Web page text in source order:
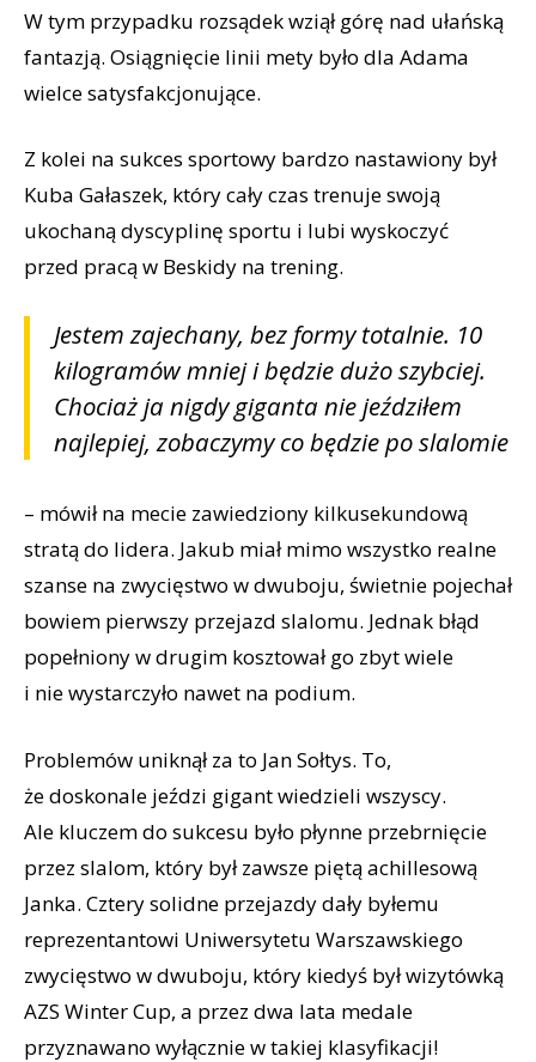
W tym przypadku rozsądek wziął górę nad ułańską
fantazją. Osiągnięcie linii mety było dla Adama
wielce satysfakcjonujące.
Z kolei na sukces sportowy bardzo nastawiony był
Kuba Gałaszek, który cały czas trenuje swoją
ukochaną dyscyplinę sportu i lubi wyskoczyć
przed pracą w Beskidy na trening.
Jestem zajechany, bez formy totalnie. 10
kilogramów mniej i będzie dużo szybciej.
Chociaż ja nigdy giganta nie jeździłem
najlepiej, zobaczymy co będzie po slalomie
– mówił na mecie zawiedziony kilkusekundową
stratą do lidera. Jakub miał mimo wszystko realne
szanse na zwycięstwo w dwuboju, świetnie pojechał
bowiem pierwszy przejazd slalomu. Jednak błąd
popełniony w drugim kosztował go zbyt wiele
i nie wystarczyło nawet na podium.
Problemów uniknął za to Jan Sołtys. To,
że doskonale jeździ gigant wiedzieli wszyscy.
Ale kluczem do sukcesu było płynne przebrnięcie
przez slalom, który był zawsze piętą achillesową
Janka. Cztery solidne przejazdy dały byłemu
reprezentantowi Uniwersytetu Warszawskiego
zwycięstwo w dwuboju, który kiedyś był wizytówką
AZS Winter Cup, a przez dwa lata medale
przyznawano wyłącznie w takiej klasyfikacji!